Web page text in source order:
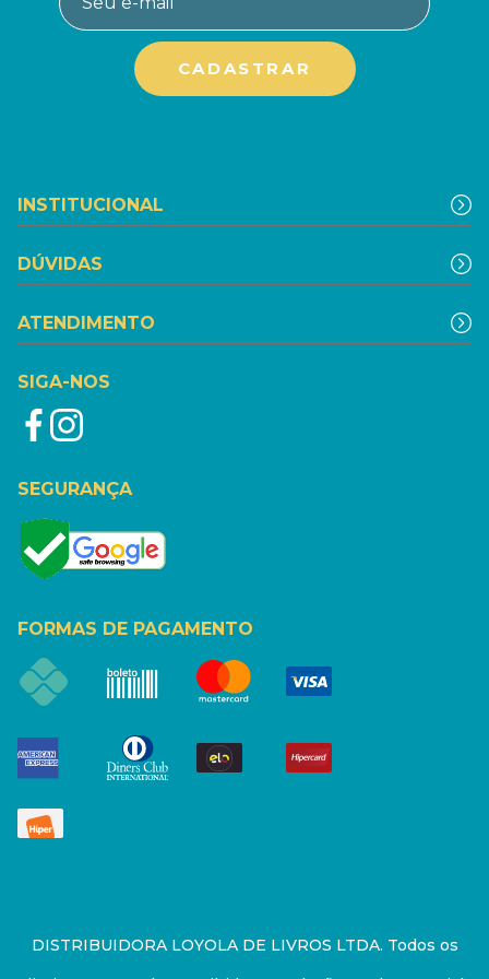
INSTITUCIONAL
DÚVIDAS
ATENDIMENTO
SIGA-NOS
SEGURANÇA
FORMAS DE PAGAMENTO
DISTRIBUIDORA LOYOLA DE LIVROS LTDA. Todos os